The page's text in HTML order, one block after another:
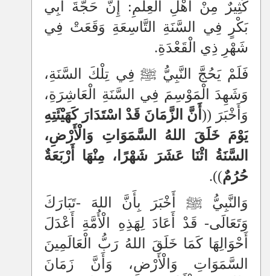
كَثِيرٌ مِنْ أَهْلِ الْعِلْمِ: إِنَّ حَجَّةَ أَبِي
بَكْرٍ فِي السَّنَةِ التَّاسِعَةِ وَقَعَتْ فِي
شَهْرِ ذِي الْقَعْدَةِ.
فَلَمْ يَحُجَّ النَّبِيُّ ﷺ فِي تِلْكَ السَّنَةِ،
وَشَهِدَ الْمَوْسِمَ فِي السَّنَةِ الْعَاشِرَةِ،
وَأَخْبَرَ ((أَنَّ الزَّمَانَ قَدْ اسْتَدَارَ كَهَيْئَتِهِ
يَوْمَ خَلَقَ اللهُ السَّمَوَاتِ وَالْأَرْضِ،
السَّنَةُ اثْنَا عَشَرَ شَهْرًا، مِنْهَا أَرْبَعَةٌ
حُرُمٌ)).
وَالنَّبِيُّ ﷺ أَخْبَرَ بِأَنَّ اللهَ -تَبَارَكَ
وَتَعَالَى- قَدْ أَعَادَ لِهَذِهِ الْأُمَّةِ أَعْدَلَ
أَحْوَالِهَا كَمَا خَلَقَ اللهُ رَبُّ الْعَالَمِينَ
السَّمَوَاتِ وَالْأَرْضِ، وَأَنَّ زَمَانَ